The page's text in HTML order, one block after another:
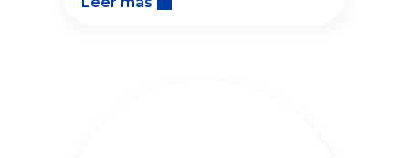
2025 está enfocada en promover el